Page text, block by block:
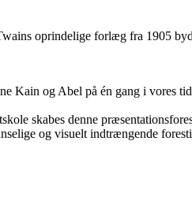
oprindelige forlæg fra 1905
Kain og Abel på én gang i vores
skabes denne
og visuelt indtrængende